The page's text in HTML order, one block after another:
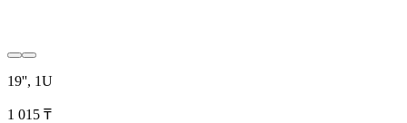
19'', 1U
1 015 ₸